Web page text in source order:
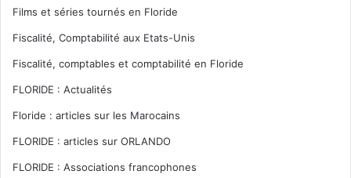
Films et séries tournés en Floride
Fiscalité, Comptabilité aux Etats-Unis
Fiscalité, comptables et comptabilité en Floride
FLORIDE : Actualités
Floride : articles sur les Marocains
FLORIDE : articles sur ORLANDO
FLORIDE : Associations francophones